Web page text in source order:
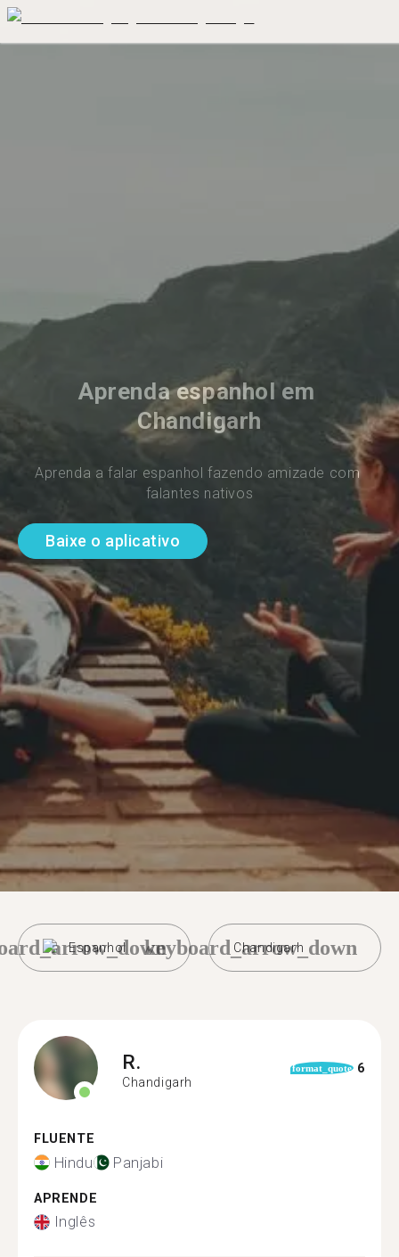
Aprenda espanhol em
Chandigarh
Aprenda a falar espanhol fazendo amizade com
falantes nativos
Baixe o aplicativo
Espanhol Chandigarh
keyboard_arrow_down
R.
Chandigarh
format_quote 6
FLUENTE
Hindu Panjabi
APRENDE
Inglês